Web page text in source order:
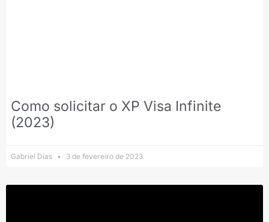
Como solicitar o XP Visa Infinite
(2023)
Gabriel Dias 3 de fevereiro de 2023